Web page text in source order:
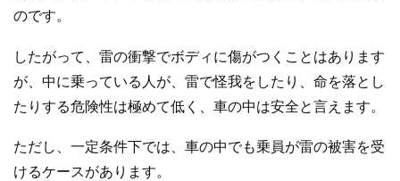
のです。
したがって、雷の衝撃でボディに傷がつくことはあります
が、中に乗っている人が、雷で怪我をしたり、命を落とし
たりする危険性は極めて低く、車の中は安全と言えます。
ただし、一定条件下では、車の中でも乗員が雷の被害を受
けるケースがあります。